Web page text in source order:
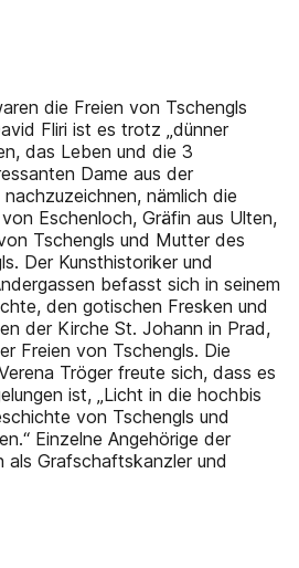
die Freien von Tschengls
Fliri ist es trotz „dünner
das Leben und die 3
Dame aus der
nämlich die
Eschenloch, Gräfin aus Ulten,
Tschengls und Mutter des
Der Kunsthistoriker und
befasst sich in seinem
den gotischen Fresken und
der Kirche St. Johann in Prad,
Freien von Tschengls. Die
Tröger freute sich, dass es
ist, „Licht in die hochbis
von Tschengls und
Einzelne Angehörige der
als Grafschaftskanzler und